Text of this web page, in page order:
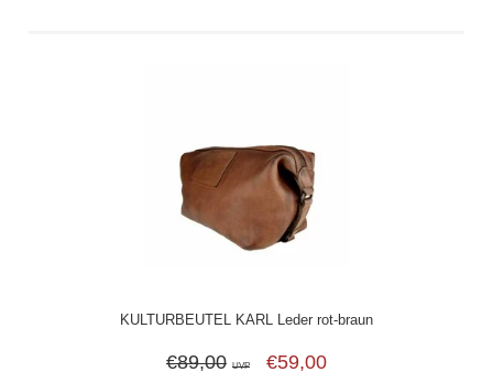
KULTURBEUTEL KARL Leder rot-braun
€89,00 UVP €59,00